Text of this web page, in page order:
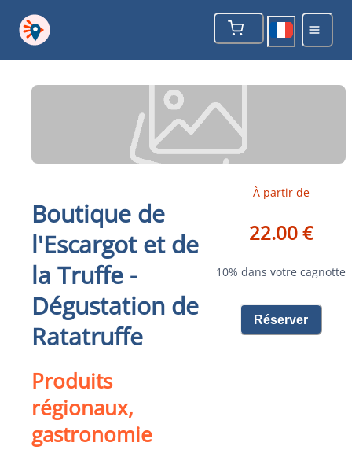
Boutique de
l'Escargot et de
la Truffe -
Dégustation de
Ratatruffe
Produits
régionaux,
gastronomie
À partir de
22.00 €
10% dans votre cagnotte
Réserver